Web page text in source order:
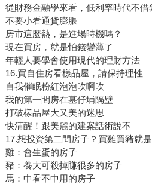
從財務金融學來看，低利率時代不借
不要小看通貨膨脹
房市這麼熱，是進場時機嗎？
現在買房，就是怕錢變薄了
年輕人要學會使用現代的理財方法
16.買自住房看樣品屋，請保持理性
自我催眠粉紅泡泡吹啊吹
我的第一間房在墓仔埔隔壁
打破樣品屋大又美的迷思
快清醒！跟美麗的建案話術說不
17.想投資第二間房子？買雞買豬就是
雞：會生蛋的房子
豬：養大可殺掉賺很多的房子
馬：中看不中用的房子